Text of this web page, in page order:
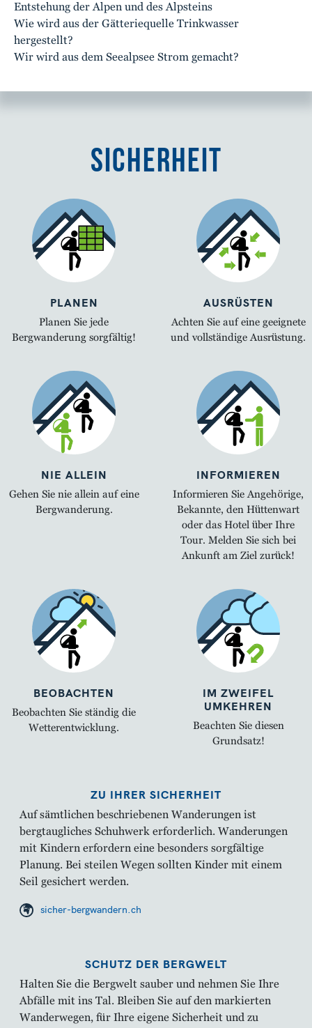
Entstehung der Alpen und des Alpsteins
Wie wird aus der Gätteriequelle Trinkwasser
hergestellt?
Wir wird aus dem Seealpsee Strom gemacht?
Sicherheit
PLANEN
Planen Sie jede
Bergwanderung sorgfältig!
AUSRÜSTEN
Achten Sie auf eine geeignete
und vollständige Ausrüstung.
NIE ALLEIN
Gehen Sie nie allein auf eine
Bergwanderung.
INFORMIEREN
Informieren Sie Angehörige,
Bekannte, den Hüttenwart
oder das Hotel über Ihre
Tour. Melden Sie sich bei
Ankunft am Ziel zurück!
BEOBACHTEN
Beobachten Sie ständig die
Wetterentwicklung.
IM ZWEIFEL
UMKEHREN
Beachten Sie diesen
Grundsatz!
ZU IHRER SICHERHEIT
Auf sämtlichen beschriebenen Wanderungen ist
bergtaugliches Schuhwerk erforderlich. Wanderungen
mit Kindern erfordern eine besonders sorgfältige
Planung. Bei steilen Wegen sollten Kinder mit einem
Seil gesichert werden.
sicher-bergwandern.ch
SCHUTZ DER BERGWELT
Halten Sie die Bergwelt sauber und nehmen Sie Ihre
Abfälle mit ins Tal. Bleiben Sie auf den markierten
Wanderwegen, für Ihre eigene Sicherheit und zu